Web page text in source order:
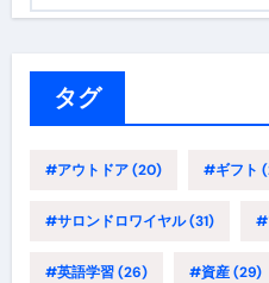
タグ
#アウトドア(20) #ギフト
#サロンドロワイヤル(31) #
#英語学習(26) #資産(29)